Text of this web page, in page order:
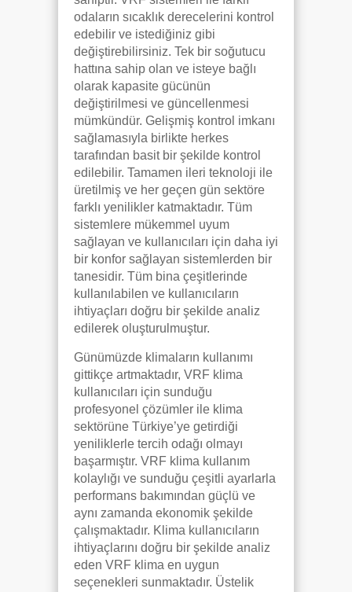
odaların sıcaklık derecelerini kontrol
edebilir ve istediğiniz gibi
değiştirebilirsiniz. Tek bir soğutucu
hattına sahip olan ve isteye bağlı
olarak kapasite gücünün
değiştirilmesi ve güncellenmesi
mümkündür. Gelişmiş kontrol imkanı
sağlamasıyla birlikte herkes
tarafından basit bir şekilde kontrol
edilebilir. Tamamen ileri teknoloji ile
üretilmiş ve her geçen gün sektöre
farklı yenilikler katmaktadır. Tüm
sistemlere mükemmel uyum
sağlayan ve kullanıcıları için daha iyi
bir konfor sağlayan sistemlerden bir
tanesidir. Tüm bina çeşitlerinde
kullanılabilen ve kullanıcıların
ihtiyaçları doğru bir şekilde analiz
edilerek oluşturulmuştur.
Günümüzde klimaların kullanımı
gittikçe artmaktadır, VRF klima
kullanıcıları için sunduğu
profesyonel çözümler ile klima
sektörüne Türkiye’ye getirdiği
yeniliklerle tercih odağı olmayı
başarmıştır. VRF klima kullanım
kolaylığı ve sunduğu çeşitli ayarlarla
performans bakımından güçlü ve
aynı zamanda ekonomik şekilde
çalışmaktadır. Klima kullanıcıların
ihtiyaçlarını doğru bir şekilde analiz
eden VRF klima en uygun
seçenekleri sunmaktadır. Üstelik